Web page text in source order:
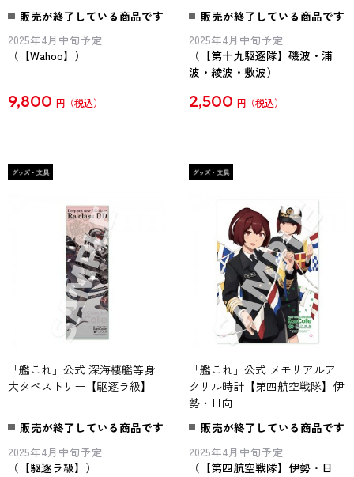
販売が終了している商品です
2025年4月中旬予定
（【Wahoo】）
9,800 円
販売が終了している商品です
2025年4月中旬予定
（【第十九駆逐隊】磯波・浦
波・綾波・敷波）
2,500 円
「艦これ」公式 深海棲艦等身
大タペストリー【駆逐ラ級】
販売が終了している商品です
2025年4月中旬予定
（【駆逐ラ級】）
「艦これ」公式 メモリアルア
クリル時計【第四航空戦隊】伊
勢・日向
販売が終了している商品です
2025年4月中旬予定
（【第四航空戦隊】伊勢・日